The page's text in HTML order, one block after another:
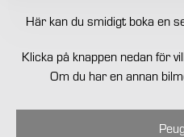
Här kan du smidigt boka en
Klicka på knappen nedan för
Om du har en annan